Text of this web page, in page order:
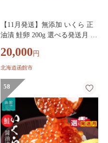
【11月発送】無添加 いくら 正
油漬 鮭卵 200g 選べる発送月 函
鮮 いくら丼 パスタ 海の宝石 食
感 贅沢 使い切りサイズ おにぎ
館 ふるさと グルメ お取り寄せ
送料無料_HD032-066-11
20,000 円
北海道函館市
58